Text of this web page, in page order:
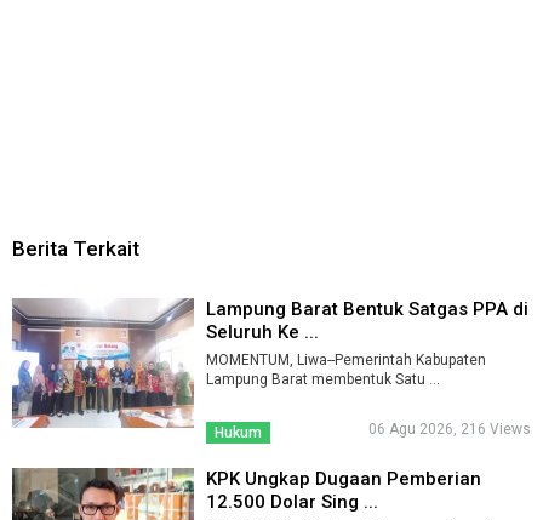
Berita Terkait
Lampung Barat Bentuk Satgas PPA di
Seluruh Ke ...
MOMENTUM, Liwa--Pemerintah Kabupaten
Lampung Barat membentuk Satu ...
Hukum 06 Agu 2026, 216 Views
KPK Ungkap Dugaan Pemberian
12.500 Dolar Sing ...